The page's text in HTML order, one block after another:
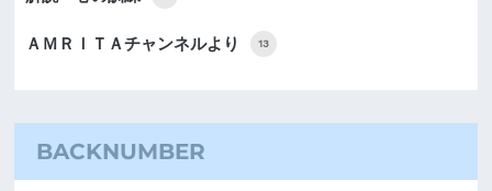
ＡＭＲＩＴＡチャンネルより 13
BACKNUMBER